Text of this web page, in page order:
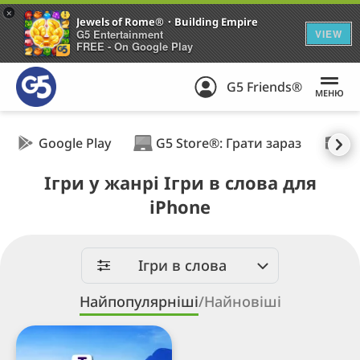
Jewels of Rome®・Building Empire
G5 Entertainment
FREE - On Google Play
VIEW
+
G5 Friends® МЕНЮ
Google Play G5 Store®: Грати зараз
Ігри у жанрі Ігри в слова для
iPhone
Ігри в слова
Найпопулярніші/Найновіші
Wordplay:
Search